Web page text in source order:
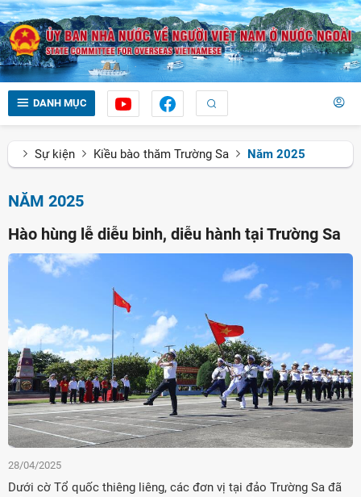
DANH MỤC
Sự kiện Kiều bào thăm Trường Sa Năm 2025
NĂM 2025
Hào hùng lễ diễu binh, diễu hành tại Trường Sa
28/04/2025
Dưới cờ Tổ quốc thiêng liêng, các đơn vị tại đảo Trường Sa đã